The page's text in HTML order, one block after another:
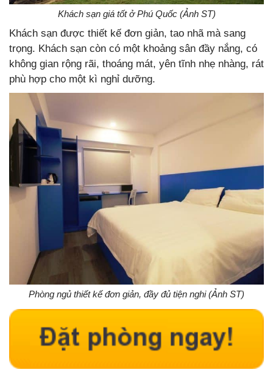
Khách sạn giá tốt ở Phú Quốc (Ảnh ST)
Khách sạn được thiết kế đơn giản, tao nhã mà sang
trọng. Khách sạn còn có một khoảng sân đầy nắng, có
không gian rộng rãi, thoáng mát, yên tĩnh nhẹ nhàng, rát
phù hợp cho một kì nghỉ dưỡng.
Phòng ngủ thiết kế đơn giản, đầy đủ tiện nghi (Ảnh ST)